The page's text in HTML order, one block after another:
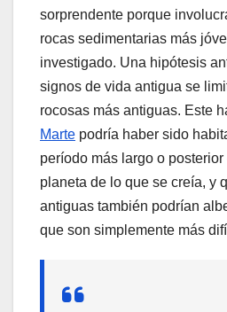
sorprendente porque
rocas sedimentarias más
investigado. Una hipótesis
signos de vida antigua se
rocosas más antiguas. Este
Marte podría haber sido
período más largo o posterior
planeta de lo que se creía, y
antiguas también podrían
que son simplemente más